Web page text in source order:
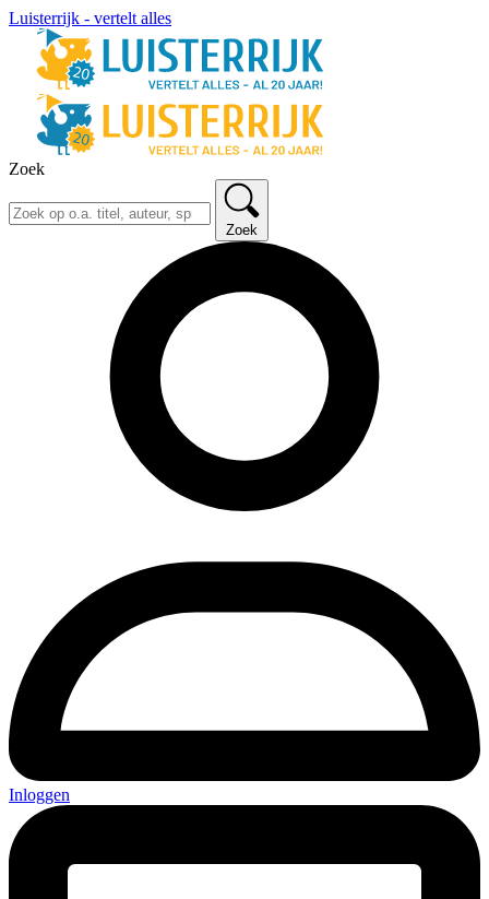
Luisterrijk - vertelt alles
Zoek
Zoek
Inloggen